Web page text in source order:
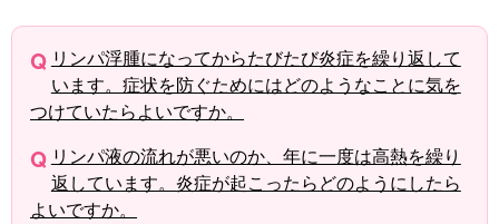
リンパ浮腫になってからたびたび炎症を繰り返して
います。症状を防ぐためにはどのようなことに気を
つけていたらよいですか。
リンパ液の流れが悪いのか、年に一度は高熱を繰り
返しています。炎症が起こったらどのようにしたら
よいですか。